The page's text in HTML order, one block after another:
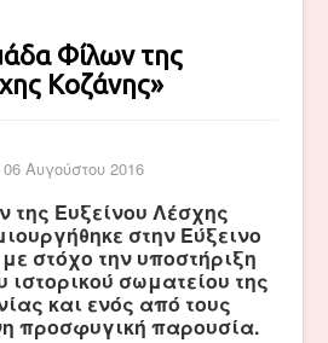
Φίλων της
Κοζάνης»
Αυγούστου 2016
Ευξείνου Λέσχης
στην Εύξεινο
στόχο την υποστήριξη
σωματείου της
και ενός από τους
προσφυγική παρουσία.